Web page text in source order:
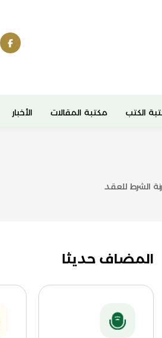
الكتب مكتبة المقالات الأخبار
الشرط للعقد
المضاف حديثا